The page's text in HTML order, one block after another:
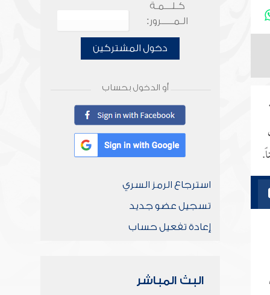
كـلـــمـة
الـمـــــرور:
دخول المشتركين
أو الدخول بحساب
استرجاع الرمز السري
تسجيل عضو جديد
إعادة تفعيل حساب
البث المباشر